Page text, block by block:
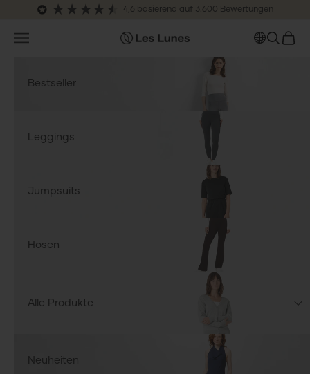
Zum Inhalt springen 4,6 basierend auf 3.600 Bewertungen
leslunes.de
Navigationsmenü öffnen SUCHE
Bestseller
Leggings
Jumpsuits
Hosen
Alle Produkte
Neuheiten